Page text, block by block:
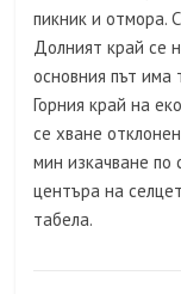
пикник и отмора.
Долният край се
основния път има
Горния край на
се хване
мин изкачване по
центъра на
табела.